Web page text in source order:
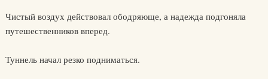
Чистый воздух действовал ободряюще, а надежда подгоняла
путешественников вперед.
Туннель начал резко подниматься.